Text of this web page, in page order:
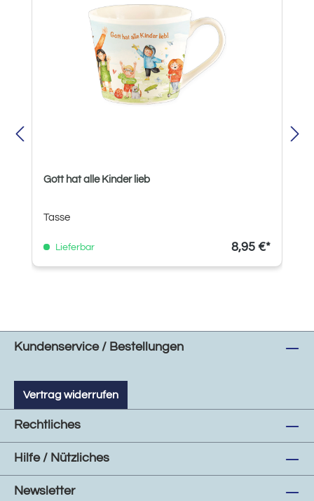
Gott hat alle Kinder lieb
Tasse
Lieferbar 8,95 €*
Kundenservice / Bestellungen
Vertrag widerrufen
Rechtliches
Hilfe / Nützliches
Newsletter